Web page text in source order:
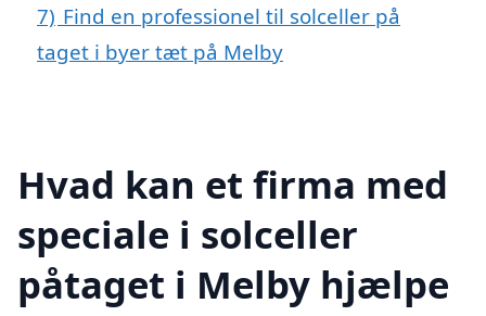
7) Find en professionel til solceller på
taget i byer tæt på Melby
Hvad kan et firma med
speciale i solceller
påtaget i Melby hjælpe